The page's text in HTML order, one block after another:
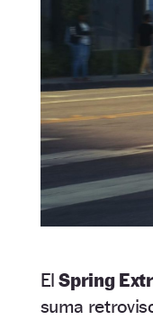
ElSpring
suma